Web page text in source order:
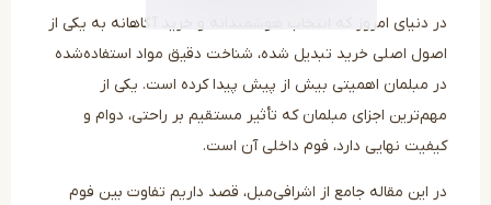
دنیای امروز که انتخاب هوشمندانه و خرید آگاهانه به یکی از
اصلی خرید تبدیل شده، شناخت دقیق مواد استفاده‌شده
مبلمان اهمیتی بیش از پیش پیدا کرده است. یکی از
اجزای مبلمان که تأثیر مستقیم بر راحتی، دوام و
نهایی دارد، فوم داخلی آن است.
این مقاله جامع از اشرافی‌مبل، قصد داریم تفاوت بین فوم